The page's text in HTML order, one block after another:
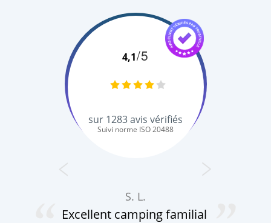
4,1/5
sur 1283avis vérifiés
Suivi norme ISO 20488
S. L.
Excellent camping familial